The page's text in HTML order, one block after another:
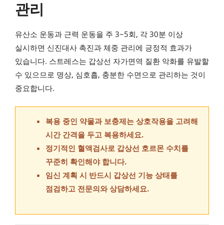
관리
유산소 운동과 근력 운동을 주 3~5회, 각 30분 이상
실시하면 신진대사 촉진과 체중 관리에 긍정적 효과가
있습니다. 스트레스는 갑상선 자가면역 질환 악화를 유발할
수 있으므로 명상, 심호흡, 충분한 수면으로 관리하는 것이
중요합니다.
복용 중인 약물과 보충제는 상호작용을 고려해
시간 간격을 두고 복용하세요.
정기적인 혈액검사로 갑상선 호르몬 수치를
꾸준히 확인해야 합니다.
임신 계획 시 반드시 갑상선 기능 상태를
점검하고 전문의와 상담하세요.